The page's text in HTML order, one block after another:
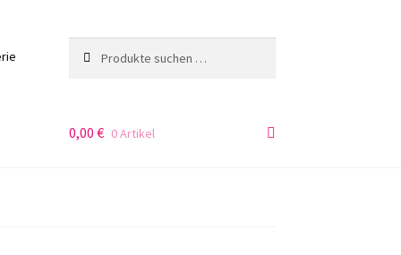
nach:
0,00 € 0 Artikel